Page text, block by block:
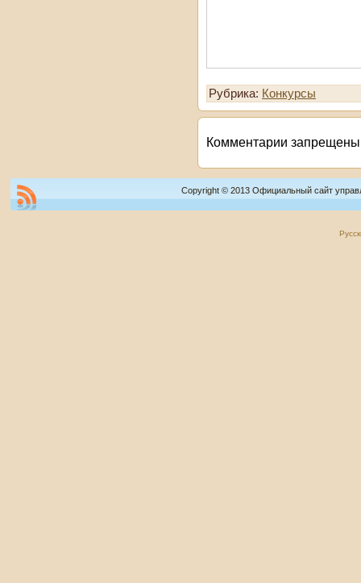
Рубрика: Конкурсы
Комментарии
Copyright © 2013 Официальный сайт